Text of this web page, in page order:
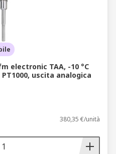
electronic TAA, -10 °C
uscita analogica
380,35 €/unità